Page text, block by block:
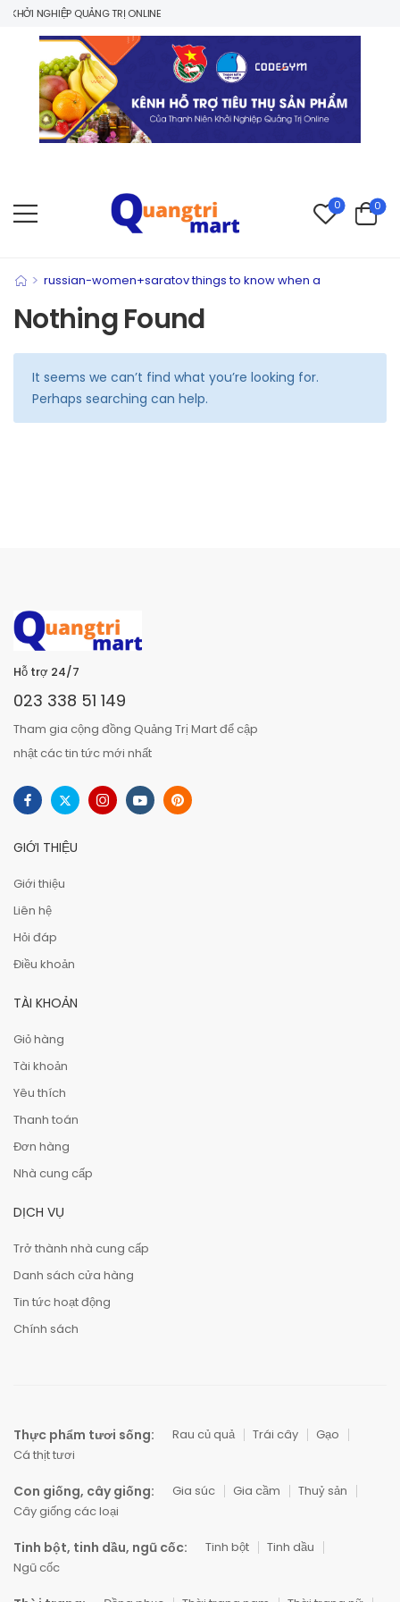
NGHIỆP QUẢNG TRỊ ONLINE
0 0
> russian-women+saratov things to know when a
Nothing Found
It seems we can’t find what you’re looking for.
Perhaps searching can help.
Hỗ trợ 24/7
023 338 51 149
Tham gia cộng đồng Quảng Trị Mart để cập
nhật các tin tức mới nhất
GIỚI THIỆU
Giới thiệu
Liên hệ
Hỏi đáp
Điều khoản
TÀI KHOẢN
Giỏ hàng
Tài khoản
Yêu thích
Thanh toán
Đơn hàng
Nhà cung cấp
DỊCH VỤ
Trở thành nhà cung cấp
Danh sách cửa hàng
Tin tức hoạt động
Chính sách
Thực phẩm tươi sống: Rau củ quả Trái cây
Gạo
Cá thịt tươi
Con giống, cây giống: Gia súc Gia cầm
Thuỷ sản
Cây giống các loại
Tinh bột, tinh dầu, ngũ cốc: Tinh bột
Tinh dầu
Ngũ cốc